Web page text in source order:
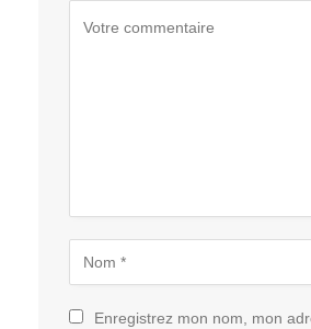
Enregistrez mon nom, mon